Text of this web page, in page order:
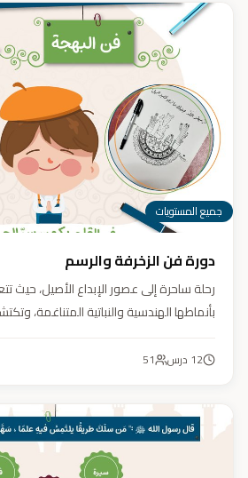
جميع المستويات
دورة فن الزخرفة والرسم
رحلة ساحرة إلى عصور الإبداع الأصيل، حيث
بأنماطها الهندسية والنباتية المتناغمة،
الأنظار برقيّها وتوازنها، لتبدع أعمالًا فنية
12 درس 51